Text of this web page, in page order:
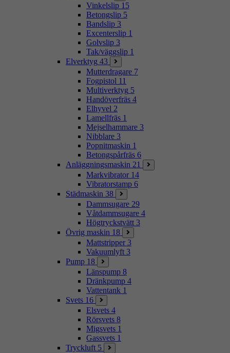
Vinkelslip 15
Betongslip 5
Bandslip 3
Excenterslip 1
Golvslip 3
Tak/väggslip 1
Elverktyg 43
Mutterdragare 7
Fogpistol 11
Multiverktyg 5
Handöverfräs 4
Elhyvel 2
Lamellfräs 1
Mejselhammare 3
Nibblare 3
Popnitmaskin 1
Betongspårfräs 6
Anläggningsmaskin 21
Markvibrator 14
Vibratorstamp 6
Städmaskin 38
Dammsugare 29
Våtdammsugare 4
Högtryckstvätt 3
Övrig maskin 18
Mattstripper 3
Vakuumlyft 3
Pump 18
Länspump 8
Dränkpump 4
Vattentank 1
Svets 16
Elsvets 4
Rörsvets 8
Migsvets 1
Gassvets 1
Tryckluft 5